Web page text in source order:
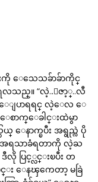
ကို ေသေသခ်ာခ်ာကိုင္
လသည္။ “လဲ့..ေဇာ့္..လီး
ေျပာရရင္ လဲ့ေလ ေ
စာက္ေခါင္းထဲမွာ
ြယ္ ေနာက္ၿပီး အရွည္လဲ ပို
အရသာခံရတာကို လဲ့ႀ
လို ပြင့္လင္းၿပီး တ
ေနၾကေတာ့ မခြဲ